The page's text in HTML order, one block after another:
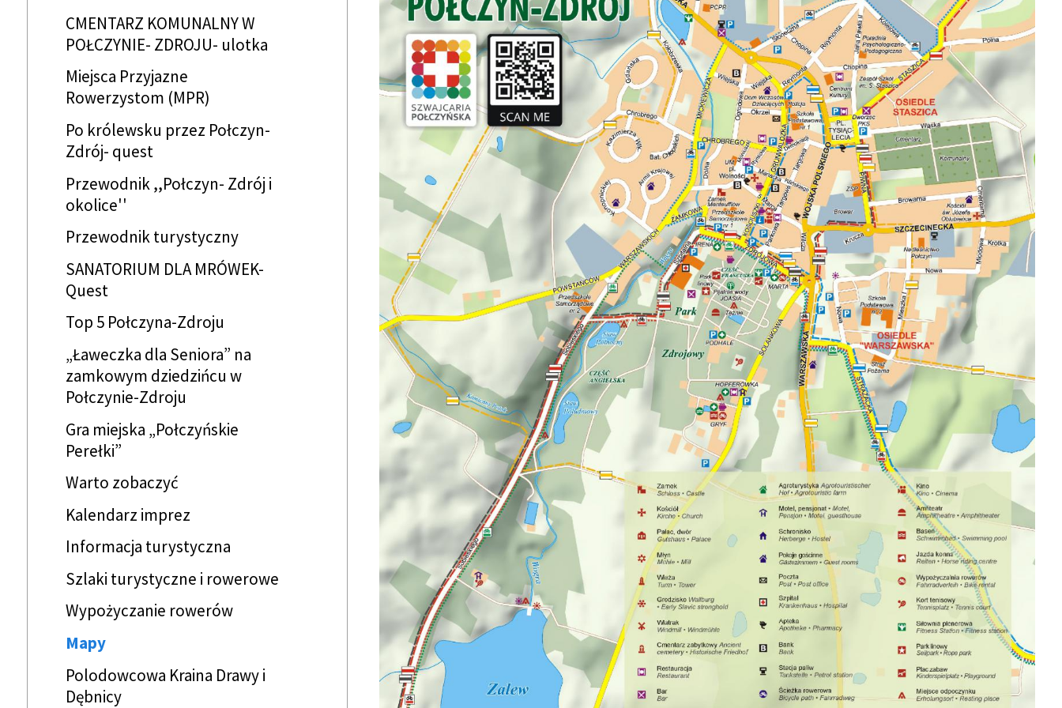
CMENTARZ KOMUNALNY W
POŁCZYNIE- ZDROJU- ulotka
Miejsca Przyjazne
Rowerzystom (MPR)
Po królewsku przez Połczyn-
Zdrój- quest
Przewodnik ,,Połczyn- Zdrój i
okolice''
Przewodnik turystyczny
SANATORIUM DLA MRÓWEK-
Quest
Top 5 Połczyna-Zdroju
„Ławeczka dla Seniora” na
zamkowym dziedzińcu w
Połczynie-Zdroju
Gra miejska „Połczyńskie
Perełki”
Warto zobaczyć
Kalendarz imprez
Informacja turystyczna
Szlaki turystyczne i rowerowe
Wypożyczanie rowerów
Mapy
Polodowcowa Kraina Drawy i
Dębnicy